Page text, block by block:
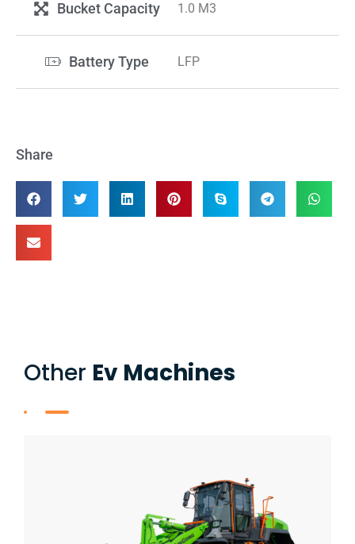
Bucket Capacity 1.0 M3
Battery Type LFP
Share
Other Ev Machines